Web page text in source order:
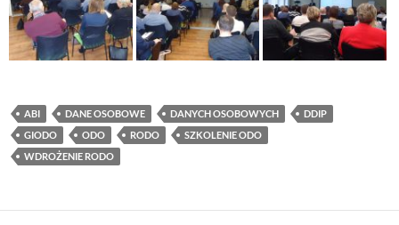
ABI DANE OSOBOWE DANYCH OSOBOWYCH
DDIP
GIODO
ODO RODO
SZKOLENIE ODO
WDROŻENIE RODO